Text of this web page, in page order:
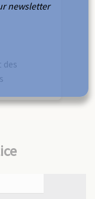
des
newsletter